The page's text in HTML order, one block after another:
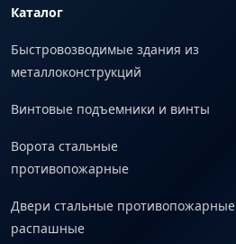
Каталог
Быстровозводимые здания из
металлоконструкций
Винтовые подъемники и винты
Ворота стальные
противопожарные
Двери стальные противопожарные
распашные